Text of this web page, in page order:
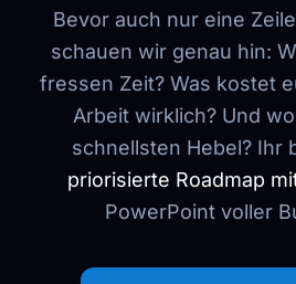
Bevor auch nur eine
schauen wir genau hin:
fressen Zeit? Was kostet
Arbeit wirklich? Und
schnellsten Hebel? Ihr
priorisierte Roadmap
PowerPoint voller